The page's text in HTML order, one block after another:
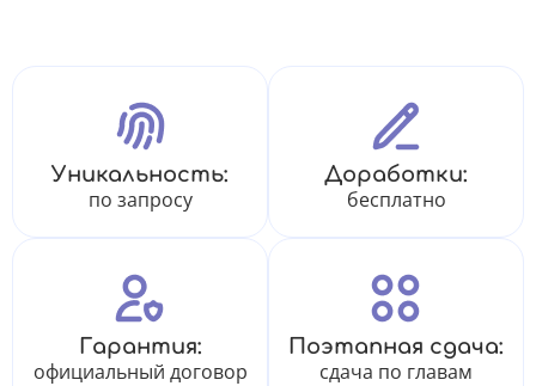
Уникальность:
по запросу
Доработки:
бесплатно
Гарантия:
официальный договор
Поэтапная сдача:
сдача по главам